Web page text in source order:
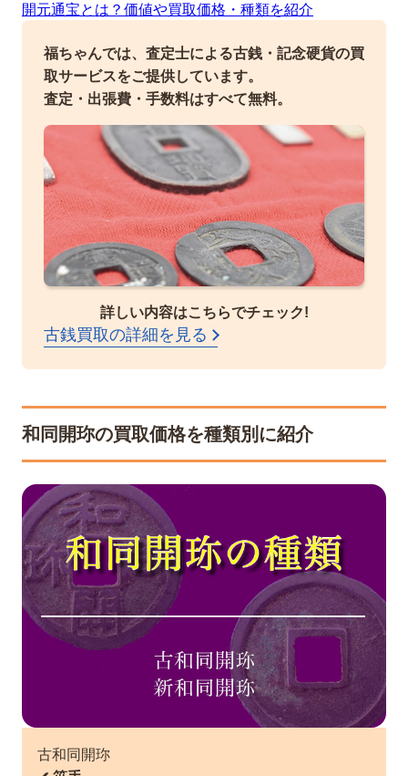
開元通宝とは？価値や買取価格・種類を紹介
福ちゃんでは、査定士による古銭・記念硬貨の買
取サービスをご提供しています。
査定・出張費・手数料はすべて無料。
詳しい内容はこちらでチェック!
古銭買取の詳細を見る
和同開珎の買取価格を種類別に紹介
古和同開珎